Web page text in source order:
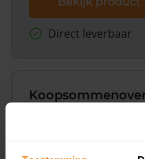
Direct leverbaar